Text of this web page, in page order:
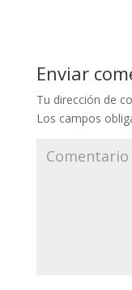
Enviar
Tu dirección de
Los campos